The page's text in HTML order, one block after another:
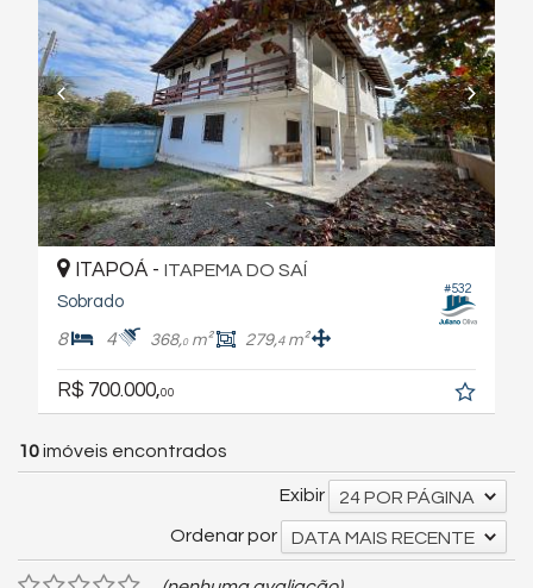
#532
ITAPOÁ - ITAPEMA DO SAÍ
Sobrado
8 4 368,0m² 279,4m²
R$ 700.000,00
10imóveis encontrados
Exibir
24 POR PÁGINA
Ordenar por
DATA MAIS RECENTE